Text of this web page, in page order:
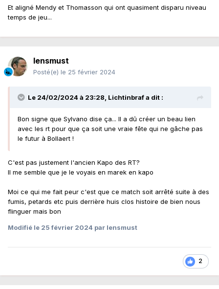
Et aligné Mendy et Thomasson qui ont quasiment disparu niveau
temps de jeu...
lensmust
Posté(e) le 25 février 2024
Le 24/02/2024 à 23:28, Lichtinbrafa dit :
Bon signe que Sylvano dise ça... Il a dû créer un beau lien
avec les rt pour que ça soit une vraie fête qui ne gâche pas
le futur à Bollaert !
C'est pas justement l'ancien Kapo des RT?
Il me semble que je le voyais en marek en kapo
Moi ce qui me fait peur c'est que ce match soit arrêté suite à des
fumis, petards etc puis derrière huis clos histoire de bien nous
flinguer mais bon
Modifié le 25 février 2024 par lensmust
2